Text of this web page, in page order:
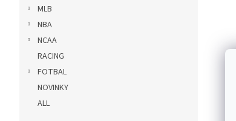
MLB
NBA
NCAA
RACING
FOTBAL
NOVINKY
ALL